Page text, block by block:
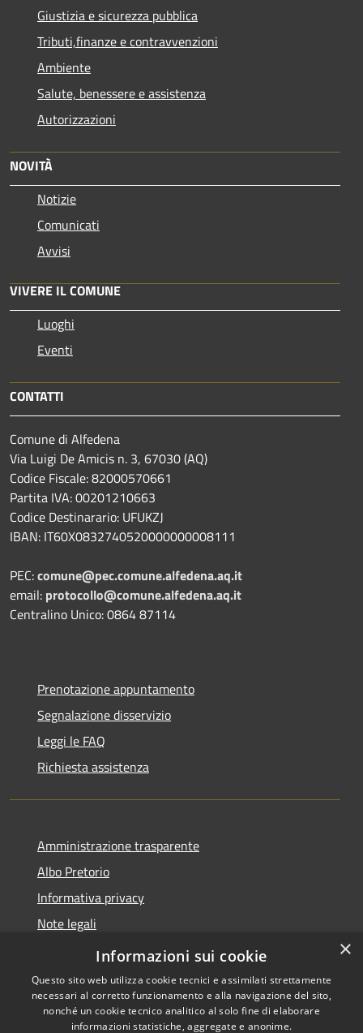
Giustizia e sicurezza pubblica
Tributi,finanze e contravvenzioni
Ambiente
Salute, benessere e assistenza
Autorizzazioni
NOVITÀ
Notizie
Comunicati
Avvisi
VIVERE IL COMUNE
Luoghi
Eventi
CONTATTI
Comune di Alfedena
Via Luigi De Amicis n. 3, 67030 (AQ)
Codice Fiscale: 82000570661
Partita IVA: 00201210663
Codice Destinarario: UFUKZJ
IBAN: IT60X0832740520000000008111
PEC:comune@pec.comune.alfedena.aq.it
email: protocollo@comune.alfedena.aq.it
Centralino Unico: 0864 87114
Prenotazione appuntamento
Segnalazione disservizio
Leggi le FAQ
Richiesta assistenza
Amministrazione trasparente
Albo Pretorio
Informativa privacy
Note legali
Dichiarazione di accessibilità
×
Informazioni sui cookie
Questo sito web utilizza cookie tecnici e assimilati strettamente
necessari al corretto funzionamento e alla navigazione del sito,
nonché un cookie tecnico analitico al solo fine di elaborare
informazioni statistiche, aggregate e anonime.